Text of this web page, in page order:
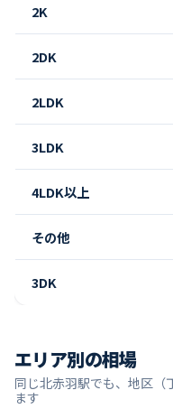
2K
2DK
2LDK
3LDK
4LDK以上
その他
3DK
エリア別の相場
同じ北赤羽駅でも、地区（
ます